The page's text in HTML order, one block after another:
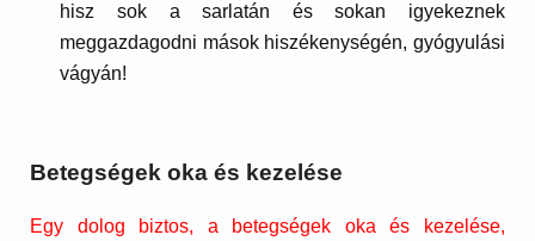
hisz sok a sarlatán és sokan igyekeznek
meggazdagodni mások hiszékenységén, gyógyulási
vágyán!
Betegségek oka és kezelése
Egy dolog biztos, a betegségek oka és kezelése,